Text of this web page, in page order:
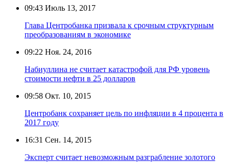
09:43 Июль 13, 2017
Глава Центробанка призвала к срочным структурным
преобразованиям в экономике
09:22 Ноя. 24, 2016
Набиуллина не считает катастрофой для РФ уровень
стоимости нефти в 25 долларов
09:58 Окт. 10, 2015
Центробанк сохраняет цель по инфляции в 4 процента в
2017 году
16:31 Сен. 14, 2015
Эксперт считает невозможным разграбление золотого